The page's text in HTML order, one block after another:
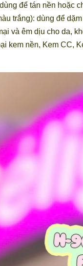
để tán nền hoặc
trắng): dùng để
và êm dịu cho da,
kem nền, Kem CC,